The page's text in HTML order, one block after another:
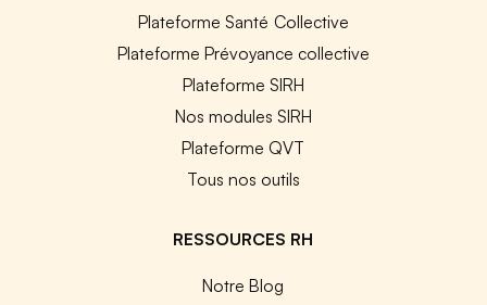
Plateforme Santé Collective
Plateforme Prévoyance collective
Plateforme SIRH
Nos modules SIRH
Plateforme QVT
Tous nos outils
RESSOURCES RH
Notre Blog